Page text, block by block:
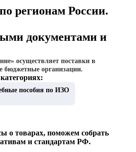
регионам России.
документами и
осуществляет поставки в
организации.
пособия по ИЗО
о товарах, поможем собрать
и стандартам РФ.